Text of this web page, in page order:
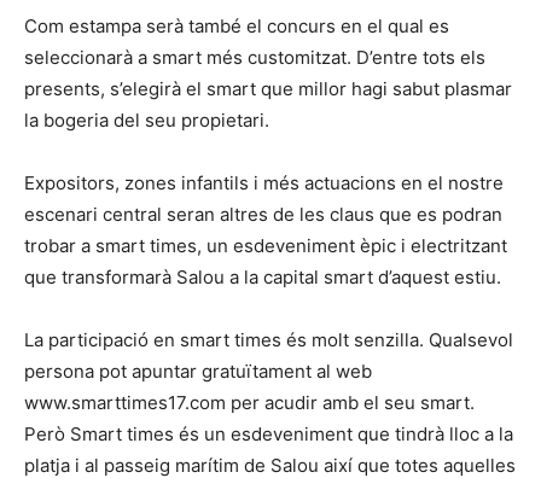
Com estampa serà també el concurs en el qual es
seleccionarà a smart més customitzat. D’entre tots els
presents, s’elegirà el smart que millor hagi sabut plasmar
la bogeria del seu propietari.
Expositors, zones infantils i més actuacions en el nostre
escenari central seran altres de les claus que es podran
trobar a smart times, un esdeveniment èpic i electritzant
que transformarà Salou a la capital smart d’aquest estiu.
La participació en smart times és molt senzilla. Qualsevol
persona pot apuntar gratuïtament al web
www.smarttimes17.com per acudir amb el seu smart.
Però Smart times és un esdeveniment que tindrà lloc a la
platja i al passeig marítim de Salou així que totes aquelles